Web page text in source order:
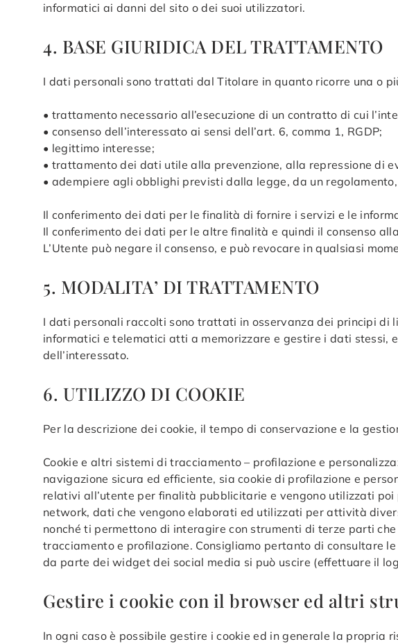
informatici ai danni del sito o dei suoi utilizzatori.
4. BASE GIURIDICA DEL TRATTAMENTO
I dati personali sono trattati dal Titolare in quanto ricorre una o
• trattamento necessario all’esecuzione di un contratto di cui
• consenso dell’interessato ai sensi dell’art. 6, comma 1, RGDP;
• legittimo interesse;
• trattamento dei dati utile alla prevenzione, alla repressione di
• adempiere agli obblighi previsti dalla legge, da un
Il conferimento dei dati per le finalità di fornire i servizi e le
Il conferimento dei dati per le altre finalità e quindi il consenso
L’Utente può negare il consenso, e può revocare in qualsiasi
5. MODALITA’ DI TRATTAMENTO
I dati personali raccolti sono trattati in osservanza dei principi di
informatici e telematici atti a memorizzare e gestire i dati stessi,
dell’interessato.
6. UTILIZZO DI COOKIE
Per la descrizione dei cookie, il tempo di conservazione e la
Cookie e altri sistemi di tracciamento – profilazione e
navigazione sicura ed efficiente, sia cookie di profilazione e
relativi all’utente per finalità pubblicitarie e vengono utilizzati
network, dati che vengono elaborati ed utilizzati per attività
nonché ti permettono di interagire con strumenti di terze parti
tracciamento e profilazione. Consigliamo pertanto di consultare
da parte dei widget dei social media si può uscire (effettuare il
Gestire i cookie con il browser ed altri
In ogni caso è possibile gestire i cookie ed in generale la